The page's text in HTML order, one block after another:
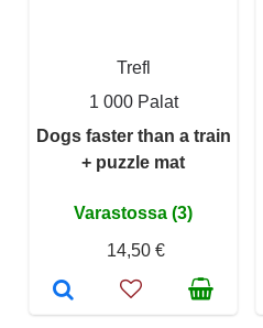
Trefl
1 000 Palat
Dogs faster than a train
+ puzzle mat
Varastossa (3)
14,50 €